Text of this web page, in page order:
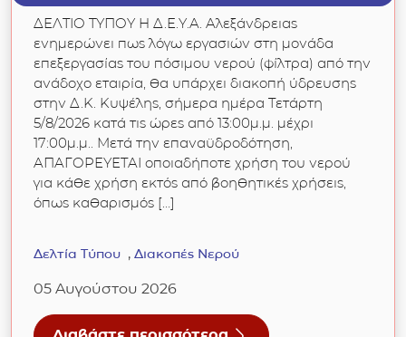
ΔΕΛΤΙΟ ΤΥΠΟΥ Η Δ.Ε.Υ.Α. Αλεξάνδρειας
ενημερώνει πως λόγω εργασιών στη μονάδα
επεξεργασίας του πόσιμου νερού (φίλτρα) από την
ανάδοχο εταιρία, θα υπάρχει διακοπή ύδρευσης
στην Δ.Κ. Κυψέλης, σήμερα ημέρα Τετάρτη
5/8/2026 κατά τις ώρες από 13:00μ.μ. μέχρι
17:00μ.μ.. Μετά την επαναϋδροδότηση,
ΑΠΑΓΟΡΕΥΕΤΑΙ οποιαδήποτε χρήση του νερού
για κάθε χρήση εκτός από βοηθητικές χρήσεις,
όπως καθαρισμός […]
Δελτία Τύπου Διακοπές Νερού
05 Αυγούστου 2026